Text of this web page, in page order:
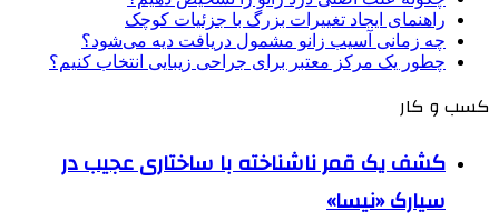
راهنمای ایجاد تغییرات بزرگ با جزئیات کوچک
چه زمانی آسیب زانو مشمول دریافت دیه می‌شود؟
چطور یک مرکز معتبر برای جراحی زیبایی انتخاب کنیم؟
کسب و کار
کشف یک قمر ناشناخته با ساختاری عجیب در
سیارک «نیسا»